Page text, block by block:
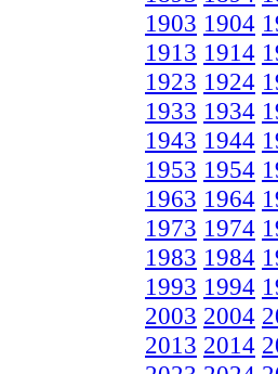
1903 1904
1913 1914
1923 1924
1933 1934
1943 1944
1953 1954
1963 1964
1973 1974
1983 1984
1993 1994
2003 2004
2013 2014